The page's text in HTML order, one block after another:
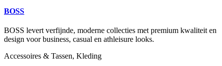
BOSS
BOSS levert verfijnde, moderne collecties met premium kwaliteit en
design voor business, casual en athleisure looks.
Accessoires & Tassen, Kleding